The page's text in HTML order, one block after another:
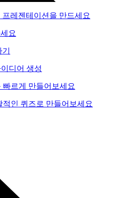
레젠테이션을 만드세요
요
디어 생성
르게 만들어보세요
인 퀴즈로 만들어보세요